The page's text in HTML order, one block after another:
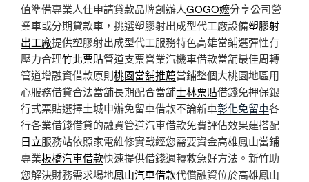
值準備專業人仕申請貸款品牌創辦人GOGO嬤分享公司營
業車或分期貸款車，挑選塑膠射出成型代工廠設備塑膠射
出工廠提供塑膠射出成型代工服務特色高雄當鋪選彈性有
壓力合理竹北票貼管道支票營業汽機車借款當舖最佳周轉
管道增融資借款原則桃園當舖推薦當鋪整個大桃園地區用
心服務借貸合法當舖長期配合當舖士林票貼借錢免押保銀
行式票貼選擇土城申辦免留車借款不論新車彰化免留車各
行各業借錢借貸的融資管道汽車借款免費評估效果建搭配
日立服務站依照家電維修實戰經您需要資金高雄鳳山當鋪
專業板橋汽車借款快速提供借錢週轉救急好方法。新竹助
您解決財務需求場地鳳山汽車借款代償融資位於高雄鳳山